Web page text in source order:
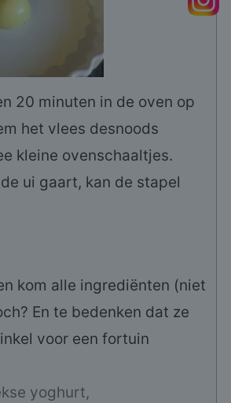
20 minuten in de oven op
het vlees desnoods
kleine ovenschaaltjes.
ui gaart, kan de stapel
kom alle ingrediënten (niet
En te bedenken dat ze
voor een fortuin
yoghurt,